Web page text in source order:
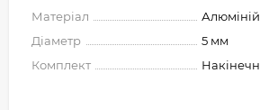
Матеріал
Алюміній
Діаметр
5 мм
Комплект